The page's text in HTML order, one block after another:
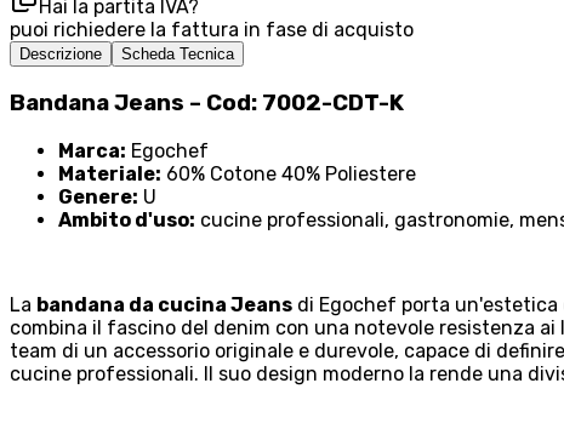
Hai la partita IVA?
puoi richiedere la fattura in fase di acquisto
Descrizione Scheda Tecnica
Bandana Jeans – Cod: 7002-CDT-K
Marca: Egochef
Materiale: 60% Cotone 40% Poliestere
Genere: U
Ambito d'uso: cucine professionali, gastronomie,
La bandana da cucina Jeans di Egochef porta
combina il fascino del denim con una notevole resistenza
team di un accessorio originale e durevole, capace di
cucine professionali. Il suo design moderno la rende una